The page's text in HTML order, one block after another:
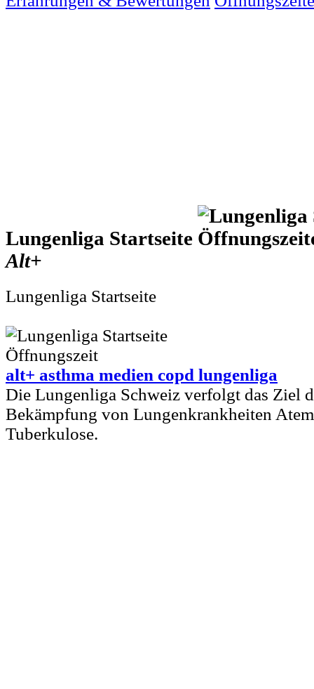
Lungenliga Startseite
Alt+
Lungenliga Startseite
alt+ asthma medien copd lungenliga
Die Lungenliga Schweiz verfolgt das Ziel
Bekämpfung von Lungenkrankheiten
Tuberkulose.